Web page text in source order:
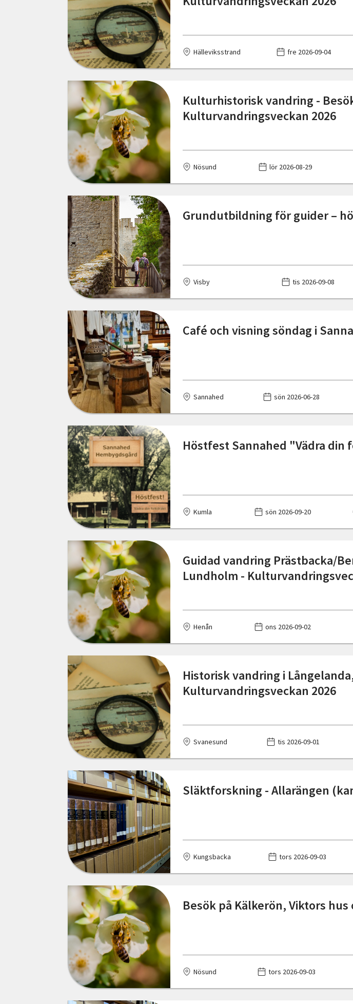
Västmanlands län
Västra Götalands län
Örebro län
Furudal
Gotland
Granbergsdal
Grythyttan
Gränna
Gullholmen
Gällö
Göteborg
Götene
Hallsberg
Halmstad
Hammarstrand
Hede
Hjo
Hudiksvall
Huskvarna
Hällefors
Höviksnäs
Jönköping
Kalmar
Kramfors
Kungsbacka
Kungälv
Kågeröd
Käringön
Laholm
Lerum
Lilla Edet
Lindesberg
Linköping
Luleå
Lödöse
Malmö
Mölndal
Norrköping
Nybro
Nässjö
Nösund
Olofström
Partille
Piteå
Hälleviksstrand fre 2026-09-04
Kulturhistorisk vandring -
Kulturvandringsveckan 2026
Nösund lör 2026-08-29
Grundutbildning för guider –
Visby tis 2026-09-08
Café och visning söndag i
Sannahed sön 2026-06-28
Höstfest Sannahed "Vädra
Kumla sön 2026-09-20
Guidad vandring Prästbacka/
Lundholm -
Henån ons 2026-09-02
Historisk vandring i
Kulturvandringsveckan 2026
Svanesund tis 2026-09-01
Släktforskning - Allarängen
Kungsbacka tors 2026-09-03
Besök på Kälkerön, Viktors
Nösund tors 2026-09-03